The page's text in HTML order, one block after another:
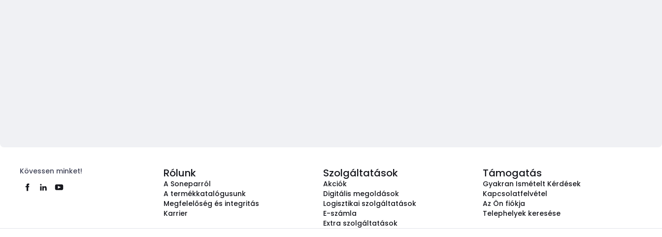
Kövessen minket! Rólunk
A Soneparról
A termékkatalógusunk
Megfelelőség és integritás
Karrier
Szolgáltatások
Akciók
Digitális megoldások
Logisztikai szolgáltatások
E-számla
Extra szolgáltatások
Támogatás
Gyakran Ismételt Kérdések
Kapcsolatfelvétel
Az Ön fiókja
Telephelyek keresése